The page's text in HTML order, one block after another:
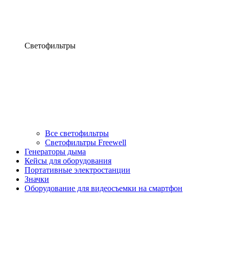
Светофильтры
Все светофильтры
Светофильтры Freewell
Генераторы дыма
Кейсы для оборудования
Портативные электростанции
Значки
Оборудование для видеосъемки на смартфон